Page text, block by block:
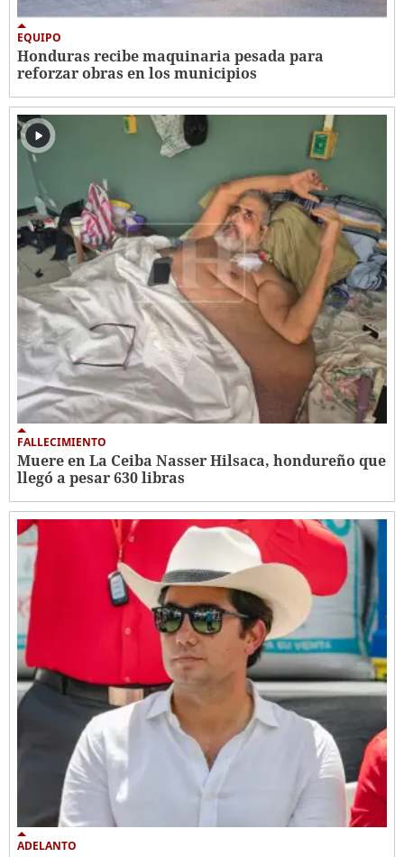
EQUIPO
Honduras recibe maquinaria pesada para
reforzar obras en los municipios
FALLECIMIENTO
Muere en La Ceiba Nasser Hilsaca, hondureño que
llegó a pesar 630 libras
ADELANTO